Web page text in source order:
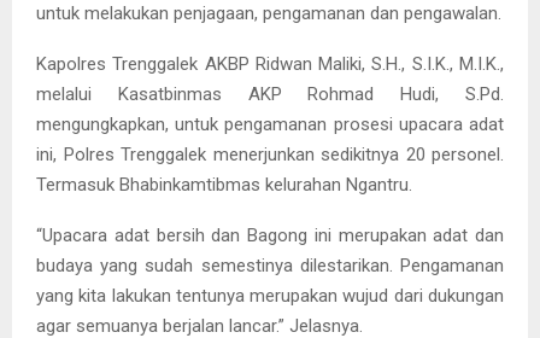
untuk melakukan penjagaan, pengamanan dan pengawalan.
Kapolres Trenggalek AKBP Ridwan Maliki, S.H., S.I.K., M.I.K.,
melalui Kasatbinmas AKP Rohmad Hudi, S.Pd.
mengungkapkan, untuk pengamanan prosesi upacara adat
ini, Polres Trenggalek menerjunkan sedikitnya 20 personel.
Termasuk Bhabinkamtibmas kelurahan Ngantru.
“Upacara adat bersih dan Bagong ini merupakan adat dan
budaya yang sudah semestinya dilestarikan. Pengamanan
yang kita lakukan tentunya merupakan wujud dari dukungan
agar semuanya berjalan lancar.” Jelasnya.